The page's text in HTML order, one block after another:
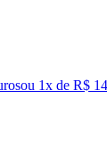
ou 1x de R$